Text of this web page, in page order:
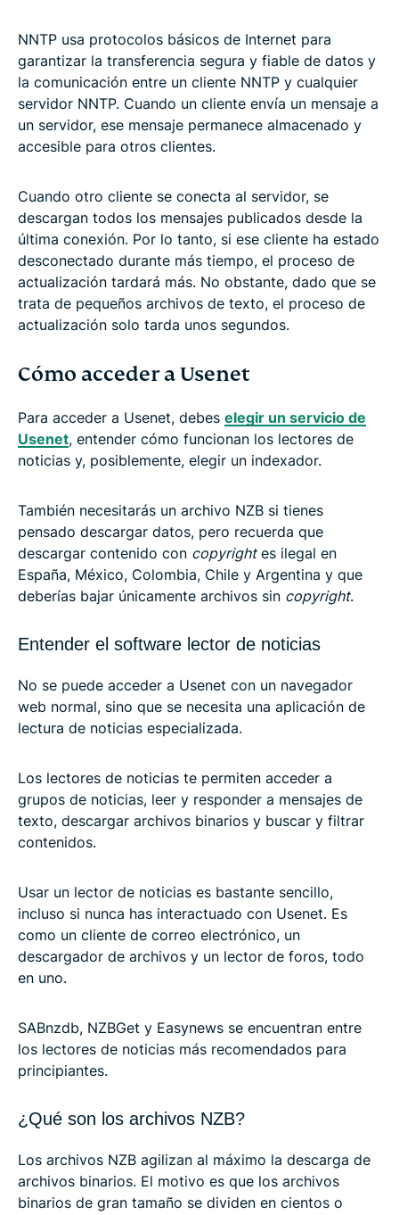
NNTP usa protocolos básicos de Internet para
garantizar la transferencia segura y fiable de datos y
la comunicación entre un cliente NNTP y cualquier
servidor NNTP. Cuando un cliente envía un mensaje a
un servidor, ese mensaje permanece almacenado y
accesible para otros clientes.
Cuando otro cliente se conecta al servidor, se
descargan todos los mensajes publicados desde la
última conexión. Por lo tanto, si ese cliente ha estado
desconectado durante más tiempo, el proceso de
actualización tardará más. No obstante, dado que se
trata de pequeños archivos de texto, el proceso de
actualización solo tarda unos segundos.
Cómo acceder a Usenet
Para acceder a Usenet, debes elegir un servicio de
Usenet, entender cómo funcionan los lectores de
noticias y, posiblemente, elegir un indexador.
También necesitarás un archivo NZB si tienes
pensado descargar datos, pero recuerda que
descargar contenido con copyrightes ilegal en
España, México, Colombia, Chile y Argentina y que
deberías bajar únicamente archivos sin copyright.
Entender el software lector de noticias
No se puede acceder a Usenet con un navegador
web normal, sino que se necesita una aplicación de
lectura de noticias especializada.
Los lectores de noticias te permiten acceder a
grupos de noticias, leer y responder a mensajes de
texto, descargar archivos binarios y buscar y filtrar
contenidos.
Usar un lector de noticias es bastante sencillo,
incluso si nunca has interactuado con Usenet. Es
como un cliente de correo electrónico, un
descargador de archivos y un lector de foros, todo
en uno.
SABnzdb, NZBGet y Easynews se encuentran entre
los lectores de noticias más recomendados para
principiantes.
¿Qué son los archivos NZB?
Los archivos NZB agilizan al máximo la descarga de
archivos binarios. El motivo es que los archivos
binarios de gran tamaño se dividen en cientos o